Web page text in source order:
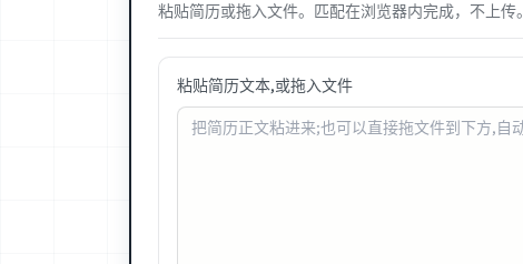
粘贴简历或拖入文件。匹配在浏览器内完成，不上传。
粘贴简历文本,或拖入文件